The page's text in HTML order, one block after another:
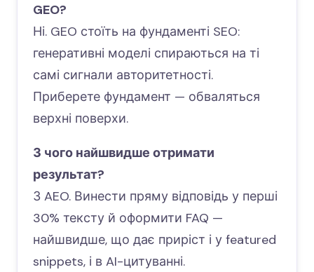
GEO?
Ні. GEO стоїть на фундаменті SEO:
генеративні моделі спираються на ті
самі сигнали авторитетності.
Приберете фундамент — обваляться
верхні поверхи.
З чого найшвидше отримати
результат?
З AEO. Винести пряму відповідь у перші
30% тексту й оформити FAQ —
найшвидше, що дає приріст і у featured
snippets, і в AI-цитуванні.